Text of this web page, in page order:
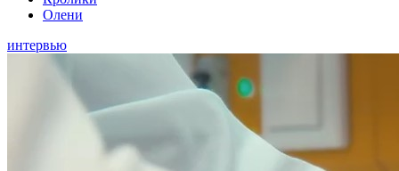
Олени
интервью